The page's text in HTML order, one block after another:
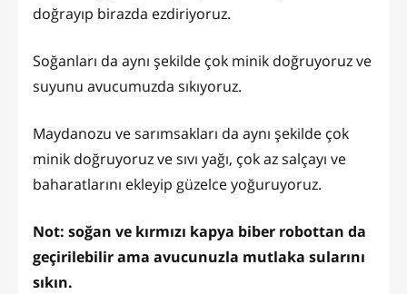
doğrayıp birazda ezdiriyoruz.
Soğanları da aynı şekilde çok minik doğruyoruz ve
suyunu avucumuzda sıkıyoruz.
Maydanozu ve sarımsakları da aynı şekilde çok
minik doğruyoruz ve sıvı yağı, çok az salçayı ve
baharatlarını ekleyip güzelce yoğuruyoruz.
Not: soğan ve kırmızı kapya biber robottan da
geçirilebilir ama avucunuzla mutlaka sularını
sıkın.